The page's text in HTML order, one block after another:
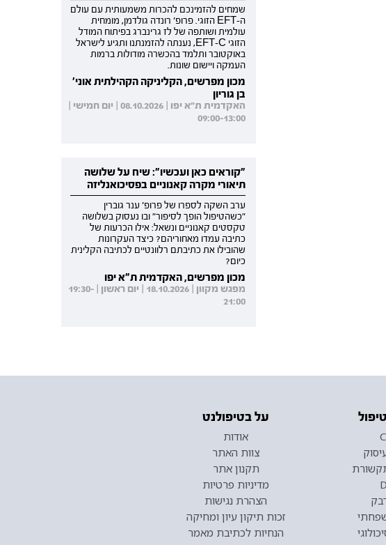
שמחים להזמינכם להכרות משמעותית עם עולם
ה-EFT הזוגי. פרופ' רונדה גולדמן, מומחית
עולמית ושותפה של לז גרינברג בפיתוח המודל
הזוגי EFT-C, נענתה להזמנתנו ותגיע לישראל
באוקטובר ותלמד בהכשרה מודולות ברמות
העמקה ויישום שונות.
מכון מפרשים, הקליניקה הקהילתית אוני'
בן גוריון
האקדמית ת"א יפו | 08.10.2026 | יום חמישי |
09:00-13:00
"קוראים כאן ועכשיו": שיח על שלושה
תיאורי מקרה קאנוניים בפסיכואנליזה
ערב השקה לספרו של פרופ' ענר גוברין
"כשהטיפול הופך לסיפור" ובו נעסוק בשלושה
טקסטים קאנוניים ונשאל: אילו הכרעות של
כתיבה עמדו מאחוריהם? כיצד העקרונות
שהובילו את כתיבתם רלוונטיים לכתיבה הקלינית
כיום?
מכון מפרשים, האקדמית ת"א יפו
מפגש מקוון | 18.10.2026 | יום ראשון | 19:30-
21:00
על בטיפולנט
אודות
צוות האתר
תקנון אתר
מדיניות פרטיות
הצהרת נגישות
זכות תיקון עיון ומחיקה
הנחיות לכתיבת מאמר